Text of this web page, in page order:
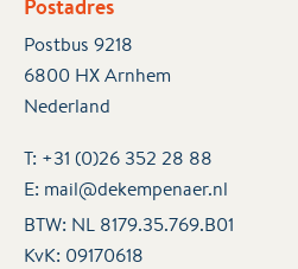
Postadres
Postbus 9218
6800 HX Arnhem
Nederland
T: +31 (0)26 352 28 88
E: mail@dekempenaer.nl
BTW: NL 8179.35.769.B01
KvK: 09170618